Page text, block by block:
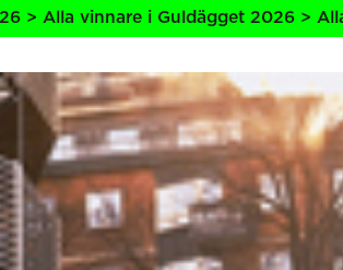
2026 > Alla vinnare i